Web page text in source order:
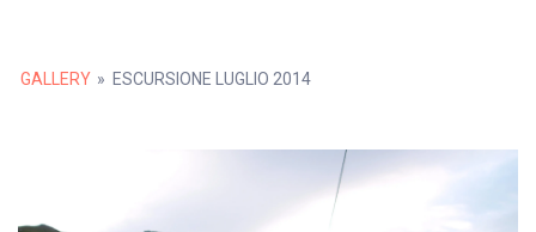
GALLERY » ESCURSIONE LUGLIO 2014